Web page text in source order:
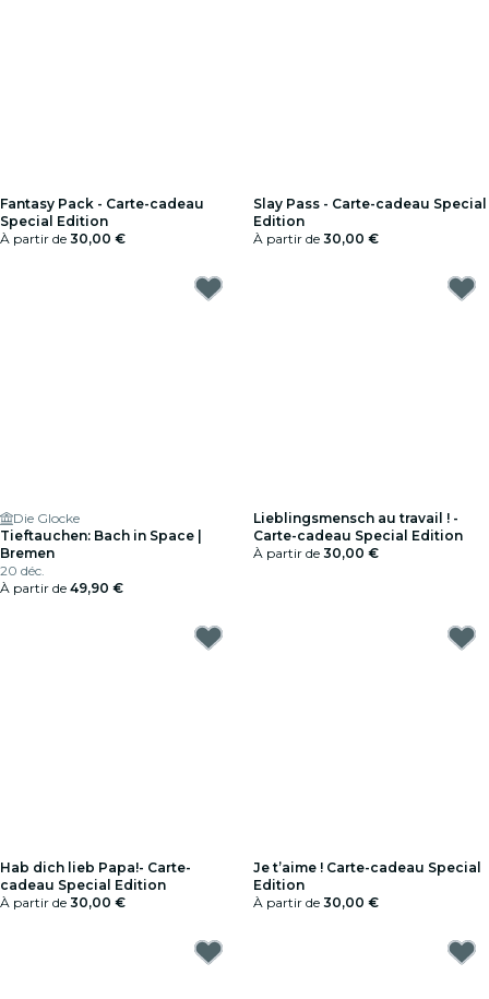
Fantasy Pack - Carte-cadeau
Special Edition
À partir de 30,00 €
Slay Pass - Carte-cadeau Special
Edition
À partir de 30,00 €
Die Glocke
Tieftauchen: Bach in Space |
Bremen
20 déc.
À partir de 49,90 €
Lieblingsmensch au travail ! -
Carte-cadeau Special Edition
À partir de 30,00 €
Hab dich lieb Papa!- Carte-
cadeau Special Edition
À partir de 30,00 €
Je t’aime ! Carte-cadeau Special
Edition
À partir de 30,00 €